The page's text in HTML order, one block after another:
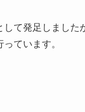
して発足しまし
ています。